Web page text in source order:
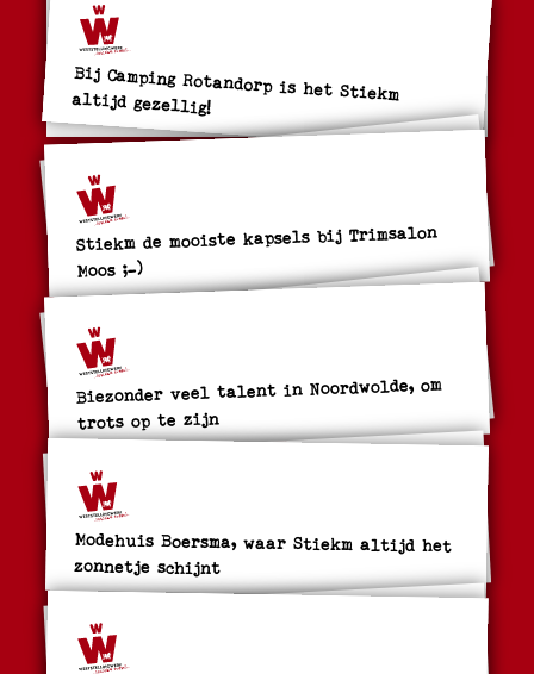
Bij Camping Rotandorp is het Stiekm
altijd gezellig!
Stiekm de mooiste kapsels bij Trimsalon
Moos ;-)
Biezonder veel talent in Noordwolde, om
trots op te zijn
Modehuis Boersma, waar Stiekm altijd het
zonnetje schijnt